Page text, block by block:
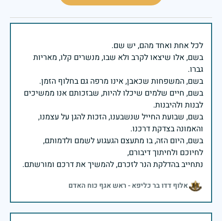
בשם, אלו שיצאו לקרב ולא שבו, מנשרים קלו, מאריות
בשם, חיים שלמים שיכלו להיות, שבזכותם אנו ממשיכים
בשם, שבועת החייל שנשבענו, הזכות להגן על עצמנו,
בשם, היום הזה, בו מתעצם הגעגוע לשמם ולדמותם,
נתחייב בהדלקת הנר לזכרם, להמשיך את דרכם ומורשתם.
אלוף דדו בר כליפא - ראש אגף כוח האדם